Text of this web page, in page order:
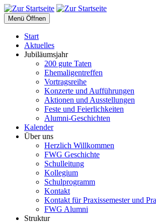
Menü Öffnen
Start
Aktuelles
Jubiläumsjahr
200 gute Taten
Ehemaligentreffen
Vortragsreihe
Konzerte und Aufführungen
Aktionen und Ausstellungen
Feste und Feierlichkeiten
Alumni-Geschichten
Kalender
Über uns
Herzlich Willkommen
FWG Geschichte
Schulleitung
Kollegium
Schulprogramm
Kontakt
Kontakt für Praxissemester und
FWG Alumni
Struktur